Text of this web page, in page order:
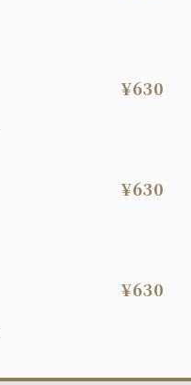
¥630
¥630
¥630